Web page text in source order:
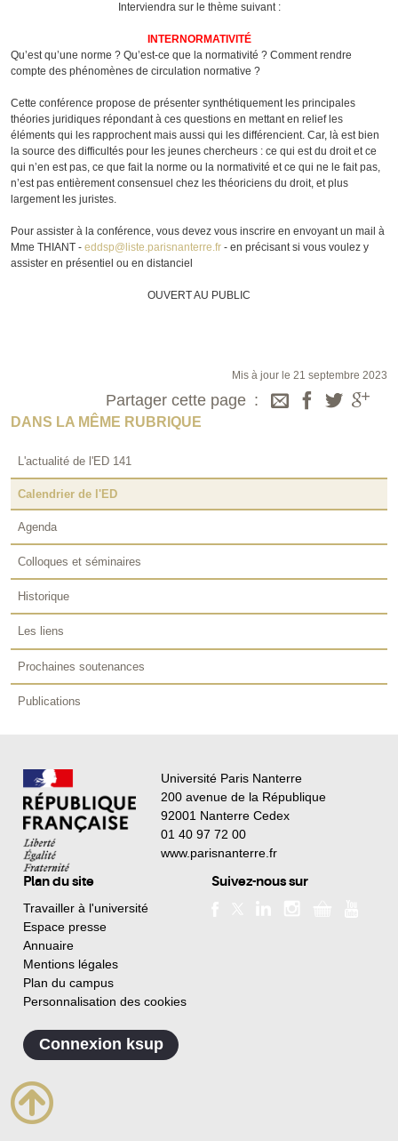
Interviendra sur le thème suivant :
INTERNORMATIVITÉ
Qu’est qu’une norme ? Qu’est-ce que la normativité ? Comment rendre
compte des phénomènes de circulation normative ?
Cette conférence propose de présenter synthétiquement les principales
théories juridiques répondant à ces questions en mettant en relief les
éléments qui les rapprochent mais aussi qui les différencient. Car, là est bien
la source des difficultés pour les jeunes chercheurs : ce qui est du droit et ce
qui n’en est pas, ce que fait la norme ou la normativité et ce qui ne le fait pas,
n’est pas entièrement consensuel chez les théoriciens du droit, et plus
largement les juristes.
Pour assister à la conférence, vous devez vous inscrire en envoyant un mail à
Mme THIANT - eddsp@liste.parisnanterre.fr - en précisant si vous voulez y
assister en présentiel ou en distanciel
OUVERT AU PUBLIC
Mis à jour le 21 septembre 2023
Partager cette page
DANS LA MÊME RUBRIQUE
L'actualité de l'ED 141
Calendrier de l'ED
Agenda
Colloques et séminaires
Historique
Les liens
Prochaines soutenances
Publications
Université Paris Nanterre
200 avenue de la République
92001 Nanterre Cedex
01 40 97 72 00
www.parisnanterre.fr
Plan du site
Travailler à l'université
Espace presse
Annuaire
Mentions légales
Plan du campus
Personnalisation des cookies
Suivez-nous sur
Connexion ksup